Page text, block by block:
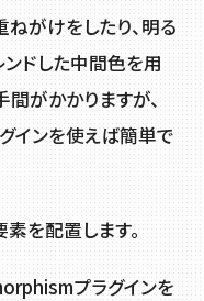
ねがけをしたり、明る
ンドした中間色を用
間がかかりますが、
インを使えば簡単で
素を配置します。
プラグインを